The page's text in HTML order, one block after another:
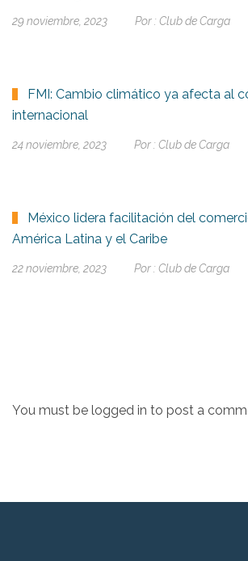
29 noviembre, 2023 Por : Club de Carga
FMI: Cambio climático ya afecta al
internacional
24 noviembre, 2023 Por : Club de Carga
México lidera facilitación del
América Latina y el Caribe
22 noviembre, 2023 Por : Club de Carga
You must be logged in to post a